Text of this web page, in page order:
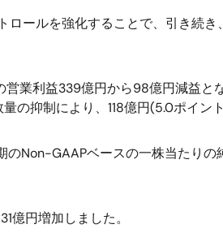
ールを強化することで、引き続き
業利益339億円から98億円減益と
抑制により、118億円(5.0ポイン
Non-GAAPベースの一株当たりの
億円増加しました。